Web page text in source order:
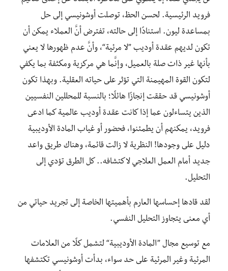
فرويد الرئيسية. لحسن الحظ، توصلت أوشونيسي إلى حل
بمساعدة ليون. استنادًا إلى حالته، تفترض أنَّ العملاء يمكن أن
تكون لديهم عقدة أوديب ”لا مرئية“، وأنَّ عدم ظهورها لا يعني
بأنها غير ذات صلة بالعميل، وإنَّما هي مركزية ومكثفة بما يكفي
لتكون القوة المهيمنة التي تؤثر على حياته العقلية. وبهذا تكون
أوشونيسي قد حققت إنجازًا هائلًا؛ بالنسبة للمحللين النفسيين
الذين يتساءلون عما إذا كانت عقدة أوديب عالمية كما ادعى
فرويد، يمكنهم أن يطمئنوا، فحضور أو غياب المادة الأوديبية
دليل على وجودها! النظرية لا زالت قائمة، وهناك طريق واعد
جديد أمام العمل العلاجي لاكتشافه.. كل الطرق تؤدي إلى
التحليل.
لقد قادها إحساسها العارم بأهميتها الخاصة إلى تجريد حياتي من
أي معنى يتجاوز التحليل النفسي.
مع توسيع مجال ”المادة الأوديبية“ لتشمل كلًا من العلامات
المرئية وغير المرئية على حد سواء، بدأت أوشونيسي تكتشفها